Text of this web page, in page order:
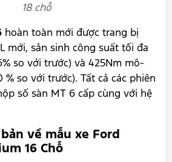
18 chỗ
hoàn toàn mới được trang bị
mới, sản sinh công suất tối đa
so với trước) và 425Nm mô-
so với trước). Tất cả các phiên
số sàn MT 6 cấp cùng với hệ
về mẫu xe Ford
16 Chỗ